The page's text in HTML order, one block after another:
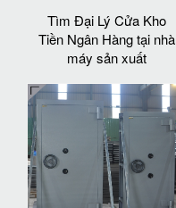
Tìm Đại Lý Cửa Kho
Tiền Ngân Hàng tại nhà
máy sản xuất